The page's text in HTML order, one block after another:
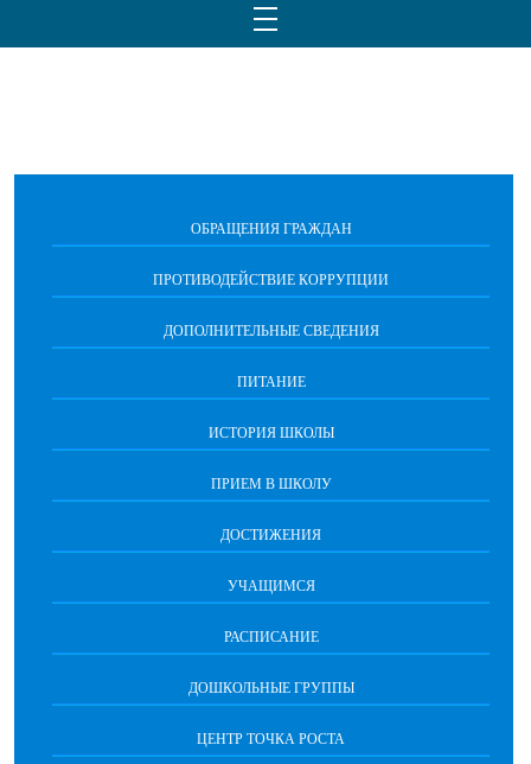
ОБРАЩЕНИЯ ГРАЖДАН
ПРОТИВОДЕЙСТВИЕ КОРРУПЦИИ
ДОПОЛНИТЕЛЬНЫЕ СВЕДЕНИЯ
ПИТАНИЕ
ИСТОРИЯ ШКОЛЫ
ПРИЕМ В ШКОЛУ
ДОСТИЖЕНИЯ
УЧАЩИМСЯ
РАСПИСАНИЕ
ДОШКОЛЬНЫЕ ГРУППЫ
ЦЕНТР ТОЧКА РОСТА